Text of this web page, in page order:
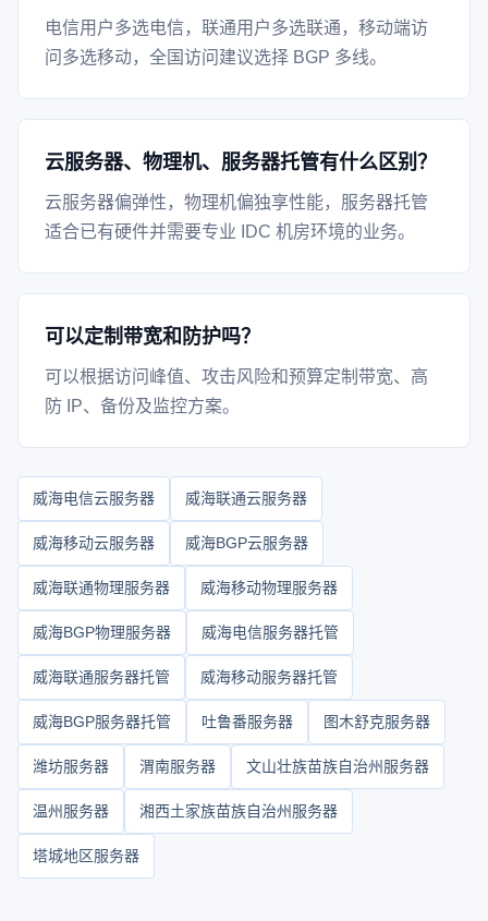
电信用户多选电信，联通用户多选联通，移动端访
问多选移动，全国访问建议选择 BGP 多线。
云服务器、物理机、服务器托管有什么区别？
云服务器偏弹性，物理机偏独享性能，服务器托管
适合已有硬件并需要专业 IDC 机房环境的业务。
可以定制带宽和防护吗？
可以根据访问峰值、攻击风险和预算定制带宽、高
防 IP、备份及监控方案。
威海电信云服务器 威海联通云服务器
威海移动云服务器 威海BGP云服务器
威海联通物理服务器 威海移动物理服务器
威海BGP物理服务器 威海电信服务器托管
威海联通服务器托管 威海移动服务器托管
威海BGP服务器托管 吐鲁番服务器 图木舒克服务器
潍坊服务器 渭南服务器 文山壮族苗族自治州服务器
温州服务器 湘西土家族苗族自治州服务器
塔城地区服务器